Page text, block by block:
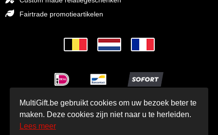
Fairtrade promotieartikelen
© MultiGift Relatiegeschenken 1993 - 2026
MultiGift.be gebruikt cookies om uw bezoek beter te
maken. Deze cookies zijn niet naar u te herleiden.
Lees meer